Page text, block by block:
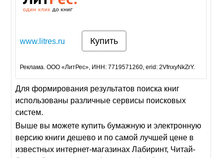
www.litres.ru Купить
Реклама. ООО «ЛитРес», ИНН: 7719571260, erid: 2VfnxyNkZrY.
Для формирования результатов поиска книг
использованы различные сервисы поисковых
систем.
Выше вы можете купить бумажную и электронную
версию книги дешево и по самой лучшей цене в
известных интернет-магазинах Лабиринт, Читай-